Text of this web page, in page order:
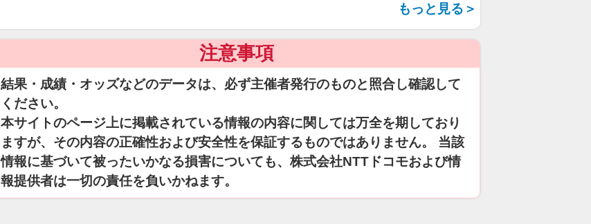
もっと見る＞
注意事項
結果・成績・オッズなどのデータは、必ず主催者発行のものと照合し確認して
ください。
本サイトのページ上に掲載されている情報の内容に関しては万全を期しており
ますが、その内容の正確性および安全性を保証するものではありません。 当該
情報に基づいて被ったいかなる損害についても、株式会社NTTドコモおよび情
報提供者は一切の責任を負いかねます。